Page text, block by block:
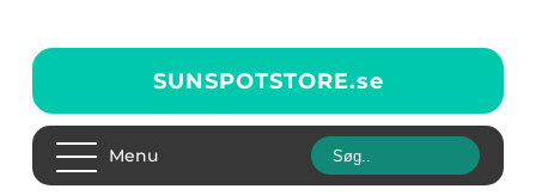
SUNSPOTSTORE.se
Menu